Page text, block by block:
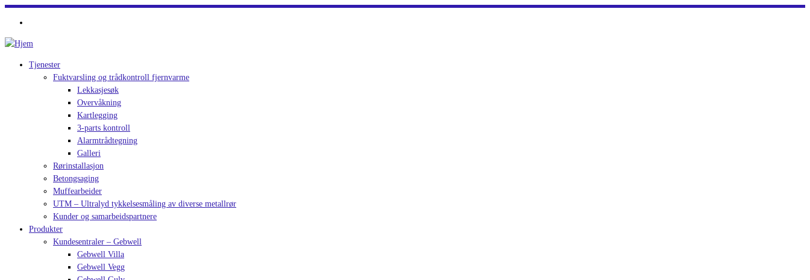
Skip
content
Tjenester
Fuktvarsling og trådkontroll fjernvarme
Lekkasjesøk
Overvåkning
Kartlegging
3-parts kontroll
Alarmtrådtegning
Galleri
Rørinstallasjon
Betongsaging
Muffearbeider
UTM – Ultralyd tykkelsesmåling av diverse metallrør
Kunder og samarbeidspartnere
Produkter
Kundesentraler – Gebwell
Gebwell Villa
Gebwell Vegg